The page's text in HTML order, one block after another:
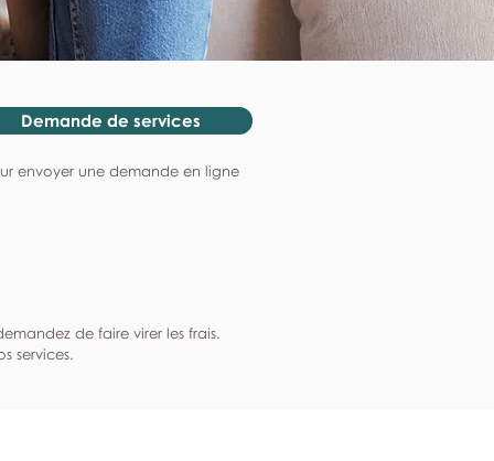
Demande de services
envoyer une demande en ligne
de faire virer les frais.
services.